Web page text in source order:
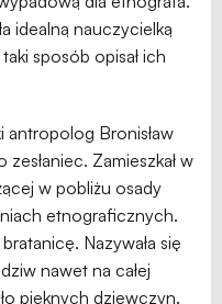
idealną nauczycielką
sposób opisał ich
antropolog Bronisław
zesłaniec. Zamieszkał w
w pobliżu osady
etnograficznych.
Nazywała się
nawet na całej
pięknych dziewczyn.